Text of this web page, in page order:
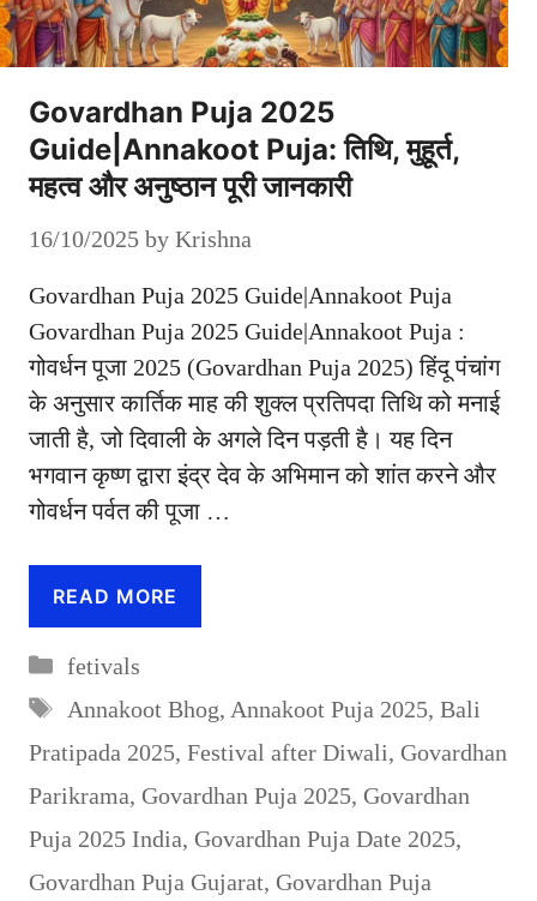
Govardhan Puja 2025
Guide|Annakoot Puja: तिथि, मुहूर्त,
महत्व और अनुष्ठान पूरी जानकारी
16/10/2025 by Krishna
Govardhan Puja 2025 Guide|Annakoot Puja
Govardhan Puja 2025 Guide|Annakoot Puja :
गोवर्धन पूजा 2025 (Govardhan Puja 2025) हिंदू पंचांग
के अनुसार कार्तिक माह की शुक्ल प्रतिपदा तिथि को मनाई
जाती है, जो दिवाली के अगले दिन पड़ती है। यह दिन
भगवान कृष्ण द्वारा इंद्र देव के अभिमान को शांत करने और
गोवर्धन पर्वत की पूजा …
READ MORE
Categories
fetivals
Tags
Annakoot Bhog, Annakoot Puja 2025, Bali
Pratipada 2025, Festival after Diwali, Govardhan
Parikrama, Govardhan Puja 2025, Govardhan
Puja 2025 India, Govardhan Puja Date 2025,
Govardhan Puja Gujarat, Govardhan Puja